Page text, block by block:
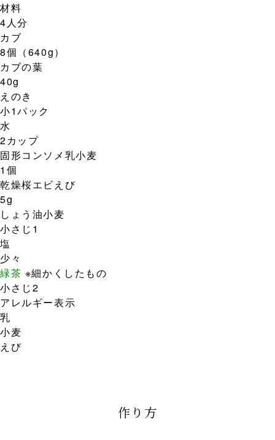
材料
4人分
カブ
8個（640g）
カブの葉
40g
えのき
小1パック
水
2カップ
固形コンソメ 乳小麦
1個
乾燥桜エビ えび
5g
しょう油小麦
小さじ1
塩
少々
緑茶 ※細かくしたもの
小さじ2
アレルギー表示
乳
小麦
えび
作り方